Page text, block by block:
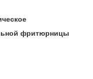
фритюрницы